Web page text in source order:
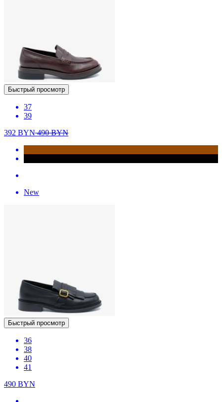
Быстрый просмотр
37
39
392 BYN490BYN
New
Быстрый просмотр
36
38
40
41
490 BYN